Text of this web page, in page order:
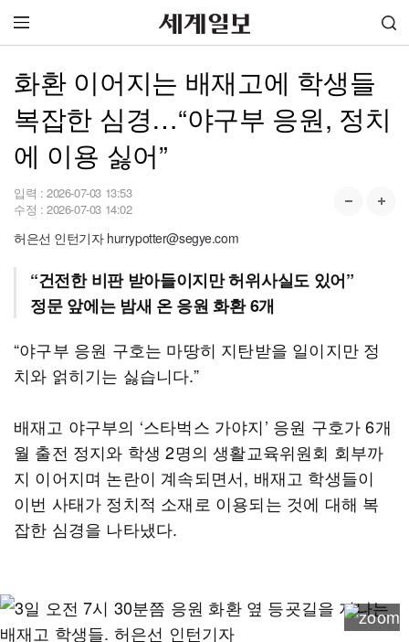
화환 이어지는 배재고에 학생들
복잡한 심경…“야구부 응원, 정치
에 이용 싫어”
입력 : 2026-07-03 13:53
수정 : 2026-07-03 14:02
허은선 인턴기자 hurrypotter@segye.com
“건전한 비판 받아들이지만 허위사실도 있어”
정문 앞에는 밤새 온 응원 화환 6개
“야구부 응원 구호는 마땅히 지탄받을 일이지만 정
치와 얽히기는 싫습니다.”
배재고 야구부의 ‘스타벅스 가야지’ 응원 구호가 6개
월 출전 정지와 학생 2명의 생활교육위원회 회부까
지 이어지며 논란이 계속되면서, 배재고 학생들이
이번 사태가 정치적 소재로 이용되는 것에 대해 복
잡한 심경을 나타냈다.